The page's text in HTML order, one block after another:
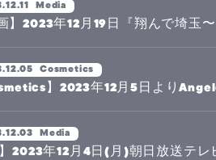
Media
】2023年12月19日『翔んで埼玉
Cosmetics
】2023年12月5日より
Media
】2023年12月4日(月)朝日放送テ